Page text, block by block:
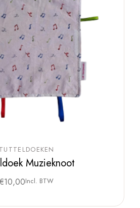
TUTTELDOEKEN
Muzieknoot
€10,00Incl. BTW